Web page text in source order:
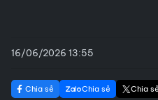
16/06/2026 13:55
Chia sẻ Chia sẻ Chia sẻ